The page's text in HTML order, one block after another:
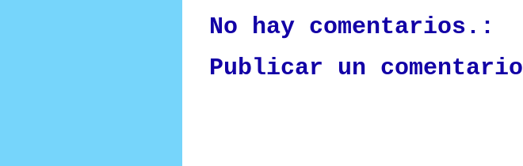
No hay comentarios.:
Publicar un comentario